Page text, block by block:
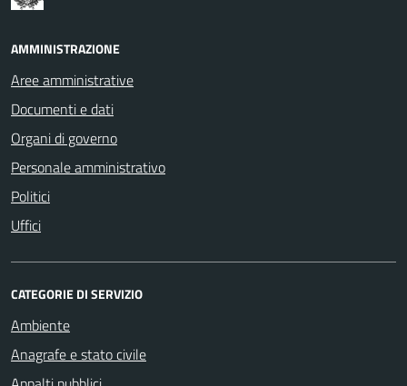
AMMINISTRAZIONE
Aree amministrative
Documenti e dati
Organi di governo
Personale amministrativo
Politici
Uffici
CATEGORIE DI SERVIZIO
Ambiente
Anagrafe e stato civile